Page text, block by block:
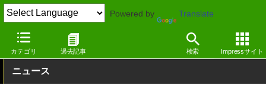
Powered by Translate
カテゴリ 過去記事 検索 Impressサイト
窓の杜 システム・ファイル Windows
ニュース